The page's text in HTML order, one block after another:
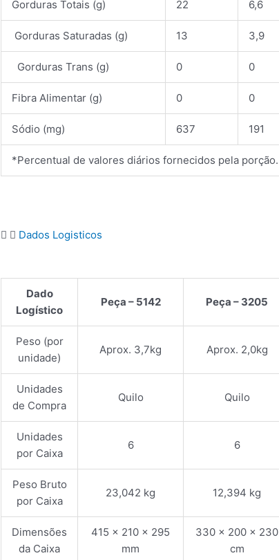
Gorduras Totais (g) 22 6,6
Gorduras Saturadas (g) 13 3,9
Gorduras Trans (g) 0 0
Fibra Alimentar (g) 0 0
Sódio (mg) 637 191
*Percentual de valores diários fornecidos pela porção.
Dados Logisticos
Dado
Logístico
Peça – 5142 Peça – 3205
Peso (por
unidade)
Aprox. 3,7kg Aprox. 2,0kg
Unidades
de Compra
Quilo Quilo
Unidades
por Caixa
6 6
Peso Bruto
por Caixa
23,042 kg 12,394 kg
Dimensões
da Caixa
415 x 210 x 295
mm
330 x 200 x 230
cm